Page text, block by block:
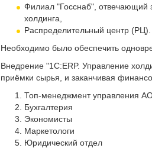
Филиал "Госснаб", отвечающий
холдинга,
Распределительный центр (РЦ).
Необходимо было обеспечить
Внедрение "1С:ERP. Управление
приёмки сырья, и заканчивая
Топ-менеджмент управления
Бухгалтерия
Экономисты
Маркетологи
Юридический отдел